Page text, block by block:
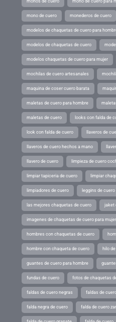
mono de cuero monederos de cuero
modelos de chaquetas de cuero para
modelos de chaquetas de cuero
modelos chaquetas de cuero para mujer
mochilas de cuero artesanales
maquina de coser cuero barata
maletas de cuero para hombre
maletas de cuero looks con falda de
look con falda de cuero llaveros de
llaveros de cuero hechos a mano
llavero de cuero limpieza de cuero
limpiar tapiceria de cuero limpiar
limpiadores de cuero leggins de cuero
las mejores chaquetas de cuero jaket
imagenes de chaquetas de cuero para
hombres con chaquetas de cuero
hombre con chaqueta de cuero hilo
guantes de cuero para hombre
fundas de cuero fotos de chaquetas
faldas de cuero negras faldas de
falda negra de cuero falda de cuero